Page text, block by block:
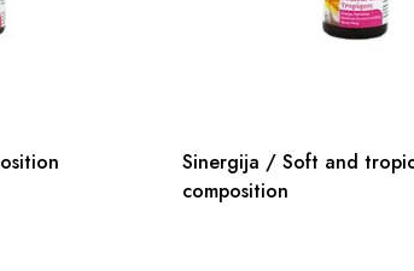
Sinergija / Soft and tropical
composition